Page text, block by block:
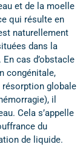
et de la moelle
qui résulte en
naturellement
dans la
En cas d’obstacle
congénitale,
résorption globale
il
Cela s’appelle
du
de liquide.